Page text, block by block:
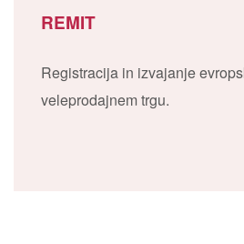
REMIT
Registracija in izvajanje
veleprodajnem trgu.